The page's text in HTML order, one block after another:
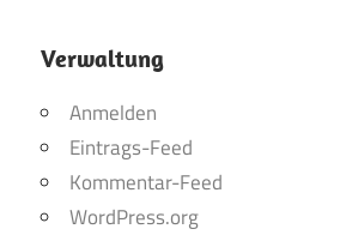
Verwaltung
Anmelden
Eintrags-Feed
Kommentar-Feed
WordPress.org